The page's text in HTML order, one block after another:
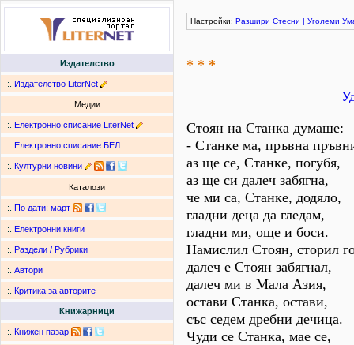
Издателство
:. Издателство LiterNet
Медии
:. Електронно списание LiterNet
:. Електронно списание БЕЛ
:. Културни новини
Каталози
:. По дати: март
:. Електронни книги
:. Раздели / Рубрики
:. Автори
:. Критика за авторите
Книжарници
:. Книжен пазар
Настройки: Разшири Стесни | Уголеми
* * *
Стоян на Станка думаше:
- Станке ма, пръвна
аз ще се, Станке, погубя,
аз ще си далеч забягна,
че ми са, Станке, додяло,
гладни деца да гледам,
гладни ми, още и боси.
Намислил Стоян, сторил
далеч е Стоян забягнал,
далеч ми в Мала Азия,
остави Станка, остави,
със седем дребни дечица.
Чуди се Станка, мае се,